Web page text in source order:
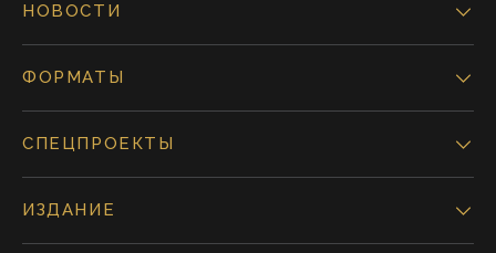
НОВОСТИ
ФОРМАТЫ
СПЕЦПРОЕКТЫ
ИЗДАНИЕ